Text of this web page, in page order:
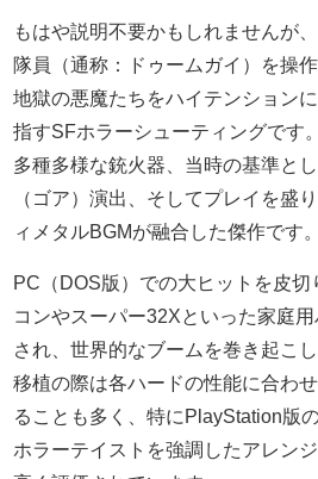
もはや説明不要かもしれませんが
隊員（通称：ドゥームガイ）を操
地獄の悪魔たちをハイテンション
指すSFホラーシューティングです。
多種多様な銃火器、当時の基準と
（ゴア）演出、そしてプレイを盛
ィメタルBGMが融合した傑作です。
PC（DOS版）での大ヒットを皮切
コンやスーパー32Xといった家庭
され、世界的なブームを巻き起こし
移植の際は各ハードの性能に合わ
ることも多く、特にPlayStation版
ホラーテイストを強調したアレン